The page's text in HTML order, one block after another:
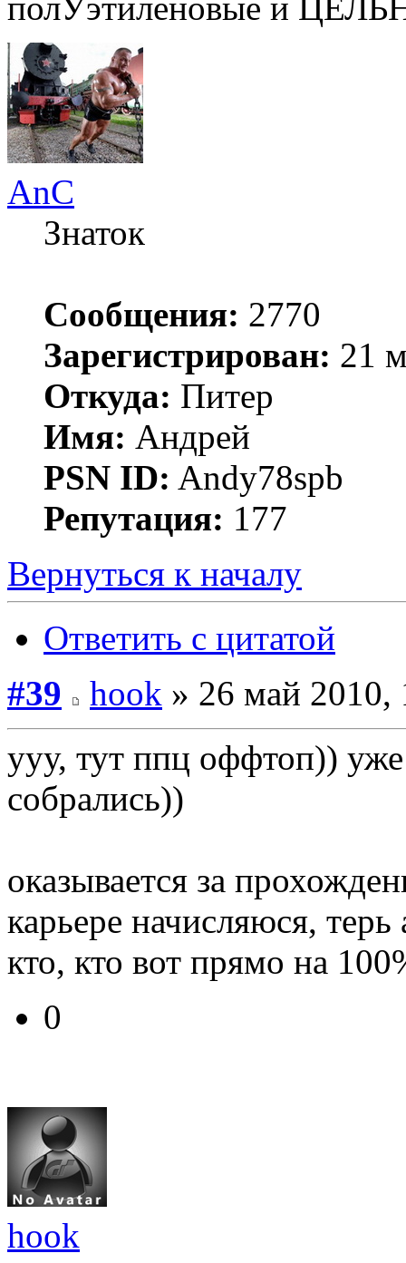
AnC
Знаток
Сообщения: 2770
Зарегистрирован: 21
Откуда: Питер
Имя: Андрей
PSN ID: Andy78spb
Репутация: 177
Вернуться к началу
Ответить с цитатой
#39
hook » 26 май 2010,
ууу, тут ппц оффтоп)) уже
собрались))
оказывается за
карьере начисляюся,
кто, кто вот прямо на
0
hook